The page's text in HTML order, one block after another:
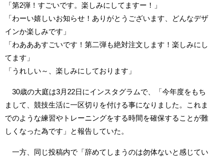
「第2弾！すごいです。楽しみにしてますー！」
「わーい嬉しいお知らせ！ありがとうございます、どんなデザ
インか楽しみです」
「わあああすごいです！第二弾も絶対注文します！楽しみにし
てます」
「うれしい～、楽しみにしております」
30歳の大庭は3月22日にインスタグラムで、「今年度をもち
まして、競技生活に一区切りを付ける事になりました。これま
でのような練習やトレーニングをする時間を確保することが難
しくなった為です」と報告していた。
一方、同じ投稿内で「辞めてしまうのは勿体ないと感じてい